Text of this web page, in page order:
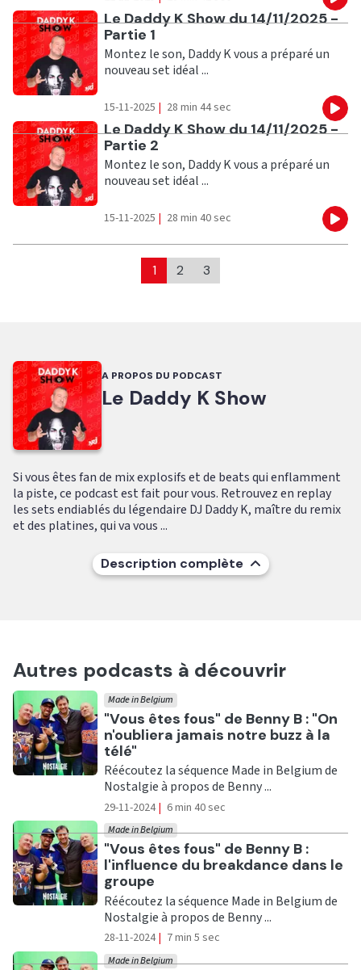
Ecouter
Le Daddy K Show du 14/11/2025 -
Partie 1
Montez le son, Daddy K vous a préparé un
nouveau set idéal ...
15-11-2025 | 28 min 44 sec
Ecouter
Le Daddy K Show du 14/11/2025 -
Partie 2
Montez le son, Daddy K vous a préparé un
nouveau set idéal ...
15-11-2025 | 28 min 40 sec
1 2 3
A PROPOS DU PODCAST
Le Daddy K Show
Si vous êtes fan de mix explosifs et de beats qui enflamment
la piste, ce podcast est fait pour vous. Retrouvez en replay
les sets endiablés du légendaire DJ Daddy K, maître du remix
et des platines, qui va vous ...
Description complète
Autres podcasts à découvrir
Ecouter
"Vous êtes fous" de Benny B : "On
n'oubliera jamais notre buzz à la
télé"
Made in Belgium
Réécoutez la séquence Made in Belgium de
Nostalgie à propos de Benny ...
29-11-2024 | 6 min 40 sec
Ecouter
"Vous êtes fous" de Benny B :
l'influence du breakdance dans le
groupe
Made in Belgium
Réécoutez la séquence Made in Belgium de
Nostalgie à propos de Benny ...
28-11-2024 | 7 min 5 sec
Made in Belgium